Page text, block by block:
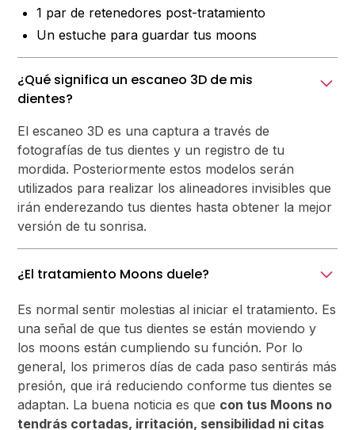
1 par de retenedores post-tratamiento
Un estuche para guardar tus moons
¿Qué significa un escaneo 3D de mis
dientes?
El escaneo 3D es una captura a través de
fotografías de tus dientes y un registro de tu
mordida. Posteriormente estos modelos serán
utilizados para realizar los alineadores invisibles que
irán enderezando tus dientes hasta obtener la mejor
versión de tu sonrisa.
¿El tratamiento Moons duele?
Es normal sentir molestias al iniciar el tratamiento. Es
una señal de que tus dientes se están moviendo y
los moons están cumpliendo su función. Por lo
general, los primeros días de cada paso sentirás más
presión, que irá reduciendo conforme tus dientes se
adaptan. La buena noticia es que con tus Moons no
tendrás cortadas, irritación, sensibilidad ni citas